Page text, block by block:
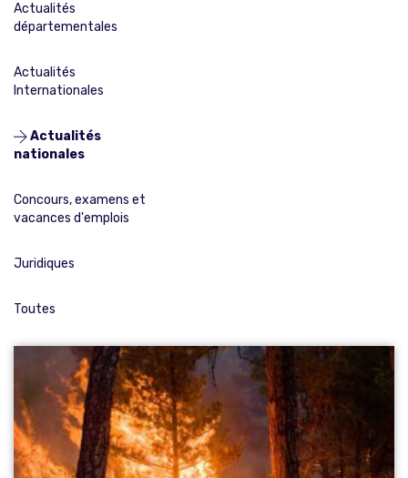
Actualités
départementales
Actualités
Internationales
Actualités
nationales
Concours, examens et
vacances d'emplois
Juridiques
Toutes